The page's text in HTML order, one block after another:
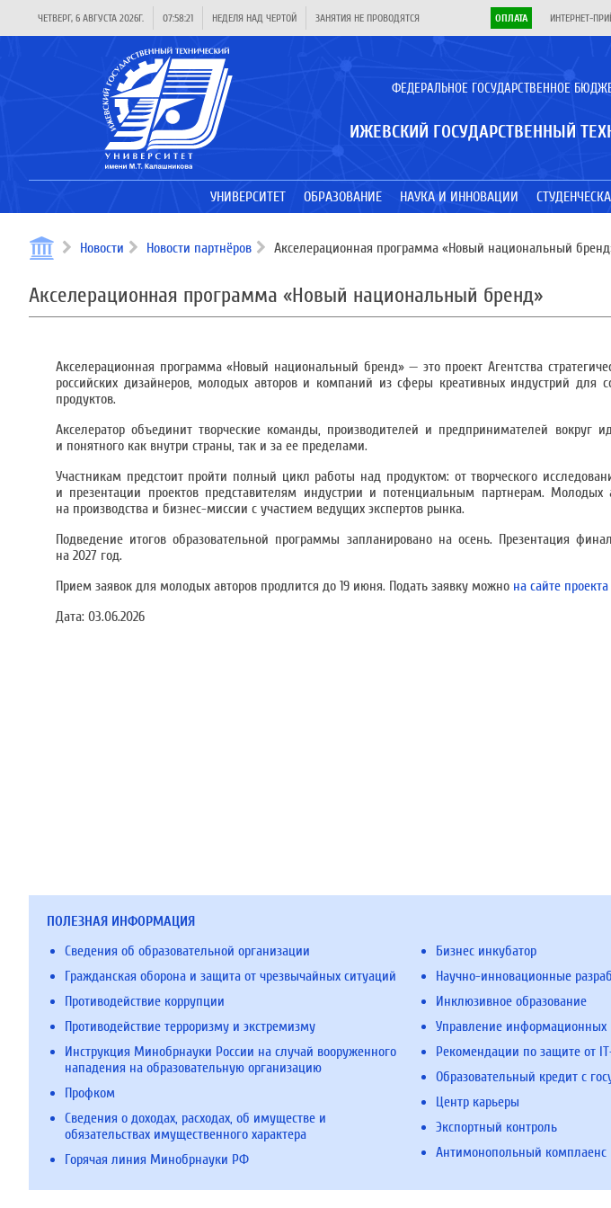
ЧЕТВЕРГ, 6 АВГУСТА 2026Г. 07:58:21 НЕДЕЛЯ НАД ЧЕРТОЙ ЗАНЯТИЯ НЕ ПРОВОДЯТСЯ ОПЛАТА ИНТЕРНЕТ-
ФЕДЕРАЛЬНОЕ ГОСУДАРСТВЕННОЕ
ИЖЕВСКИЙ ГОСУДАРСТВЕННЫЙ
УНИВЕРСИТЕТ ОБРАЗОВАНИЕ НАУКА И ИННОВАЦИИ
Новости Новости партнёров Акселерационная программа «Новый национальный
Акселерационная программа «Новый национальный бренд»
Акселерационная программа «Новый национальный бренд» — это проект Агентства
российских дизайнеров, молодых авторов и компаний из сферы креативных индустрий для
продуктов.
Акселератор объединит творческие команды, производителей и предпринимателей вокруг
и понятного как внутри страны, так и за ее пределами.
Участникам предстоит пройти полный цикл работы над продуктом: от творческого
и презентации проектов представителям индустрии и потенциальным партнерам. Молодых
на производства и бизнес-миссии с участием ведущих экспертов рынка.
Подведение итогов образовательной программы запланировано на осень. Презентация
на 2027 год.
Прием заявок для молодых авторов продлится до 19 июня. Подать заявку можно на сайте проекта
Дата: 03.06.2026
ПОЛЕЗНАЯ ИНФОРМАЦИЯ
Сведения об образовательной организации
Гражданская оборона и защита от чрезвычайных ситуаций
Противодействие коррупции
Противодействие терроризму и экстремизму
Инструкция Минобрнауки России на случай вооруженного
нападения на образовательную организацию
Профком
Сведения о доходах, расходах, об имуществе и
обязательствах имущественного характера
Горячая линия Минобрнауки РФ
Бизнес инкубатор
Научно-инновационные
Инклюзивное образование
Управление информационных
Рекомендации по защите от
Образовательный кредит с
Центр карьеры
Экспортный контроль
Антимонопольный комплаенс